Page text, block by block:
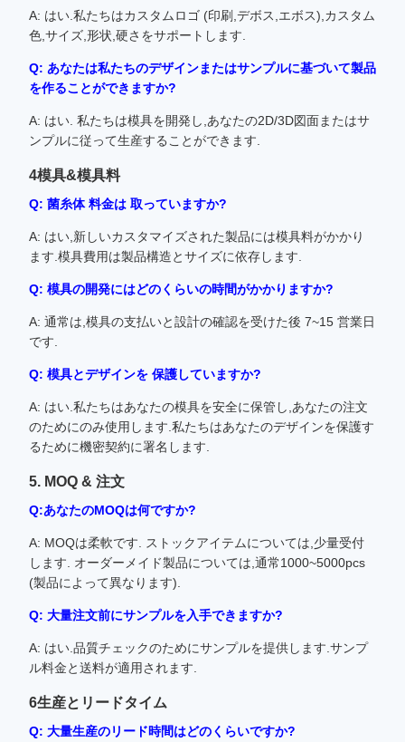
A: はい.私たちはカスタムロゴ (印刷,デボス,エボス),カスタム
色,サイズ,形状,硬さをサポートします.
Q: あなたは私たちのデザインまたはサンプルに基づいて製品
を作ることができますか?
A: はい. 私たちは模具を開発し,あなたの2D/3D図面またはサ
ンプルに従って生産することができます.
4模具&模具料
Q: 菌糸体 料金は 取っていますか?
A: はい,新しいカスタマイズされた製品には模具料がかかり
ます.模具費用は製品構造とサイズに依存します.
Q: 模具の開発にはどのくらいの時間がかかりますか?
A: 通常は,模具の支払いと設計の確認を受けた後 7~15 営業日
です.
Q: 模具とデザインを 保護していますか?
A: はい.私たちはあなたの模具を安全に保管し,あなたの注文
のためにのみ使用します.私たちはあなたのデザインを保護す
るために機密契約に署名します.
5. MOQ & 注文
Q:あなたのMOQは何ですか?
A: MOQは柔軟です. ストックアイテムについては,少量受付
します. オーダーメイド製品については,通常1000~5000pcs
(製品によって異なります).
Q: 大量注文前にサンプルを入手できますか?
A: はい.品質チェックのためにサンプルを提供します.サンプ
ル料金と送料が適用されます.
6生産とリードタイム
Q: 大量生産のリード時間はどのくらいですか?